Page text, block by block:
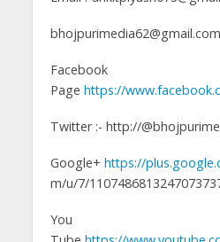
bhojpurimedia62@gmail.com
Facebook
Page https://
Twitter :- http://
Google+ https://
m/u/7/
You